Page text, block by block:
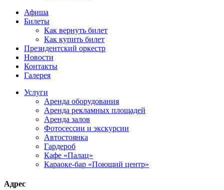
Афиша
Билеты
Как вернуть билет
Как купить билет
Президентский оркестр
Новости
Контакты
Галерея
Услуги
Аренда оборудования
Аренда рекламных площадей
Аренда залов
Фотосессии и экскурсии
Автостоянка
Гардероб
Кафе «Палац»
Караоке-бар «Поющий центр»
Адрес